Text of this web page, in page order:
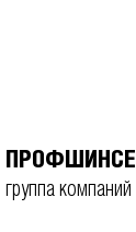
группа компаний